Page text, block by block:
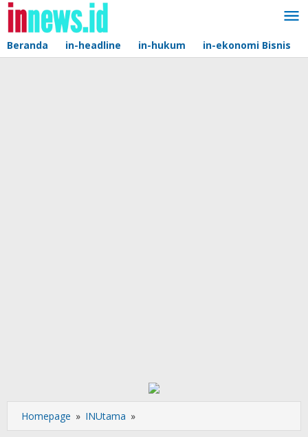
Lewati
konten
Beranda in-headline in-hukum in-ekonomi Bisnis
Homepage » INUtama »
Terima